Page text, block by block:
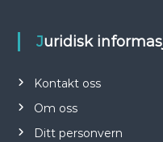
Juridisk
Kontakt oss
Om oss
Ditt personvern